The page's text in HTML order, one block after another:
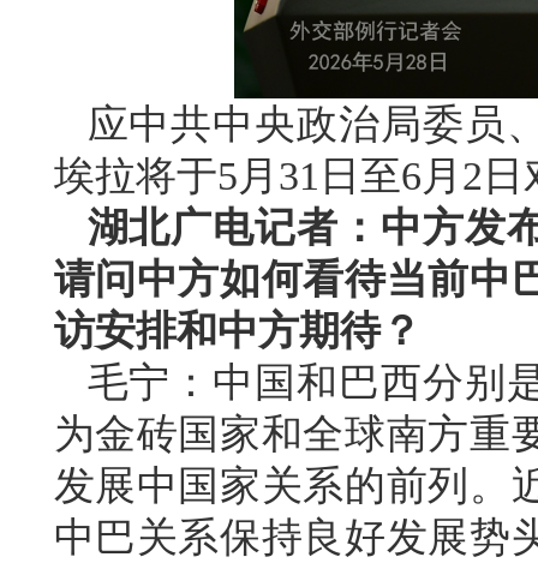
应中共中央政治局委员
埃拉将于5月31日至6月2
湖北广电记者：中方发
请问中方如何看待当前中
访安排和中方期待？
毛宁：中国和巴西分别
为金砖国家和全球南方重
发展中国家关系的前列。
中巴关系保持良好发展势